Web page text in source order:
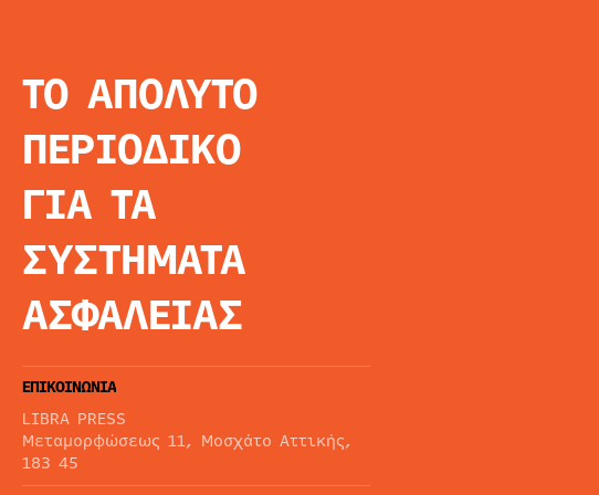
ΤΟ ΑΠΟΛΥΤΟ
ΠΕΡΙΟΔΙΚΟ
ΓΙΑ ΤΑ
ΣΥΣΤΗΜΑΤΑ
ΑΣΦΑΛΕΙΑΣ
ΕΠΙΚΟΙΝΩΝΙΑ
LIBRA PRESS
Μεταμορφώσεως 11, Μοσχάτο Αττικής,
183 45